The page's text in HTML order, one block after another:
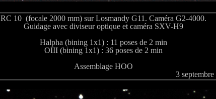
RC 10 (focale 2000 mm) sur Losmandy G11. Caméra G2-4000.
Guidage avec diviseur optique et caméra SXV-H9
Halpha (bining 1x1) : 11 poses de 2 min
OIII (bining 1x1) : 36 poses de 2 min
Assemblage HOO
3